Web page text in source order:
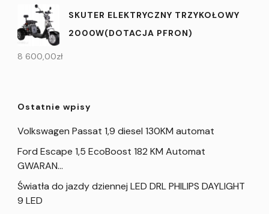
SKUTER ELEKTRYCZNY TRZYKOŁOWY
2000W(DOTACJA PFRON)
8 600,00zł
Ostatnie wpisy
Volkswagen Passat 1,9 diesel 130KM automat
Ford Escape 1,5 EcoBoost 182 KM Automat
GWARAN…
Światła do jazdy dziennej LED DRL PHILIPS DAYLIGHT
9 LED